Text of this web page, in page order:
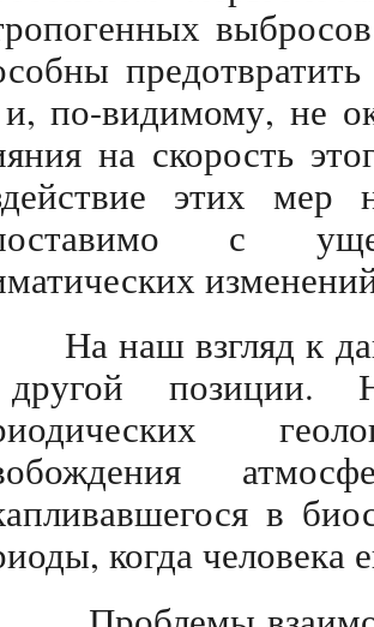
по-видимому, не
на скорость
этих
с
На наш взгляд к
позиции.
в
когда человека